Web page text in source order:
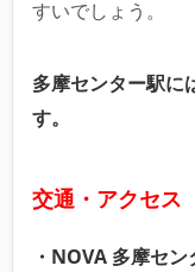
すいでしょう。
多摩センター駅に
す。
交通・アクセス
・NOVA 多摩セ